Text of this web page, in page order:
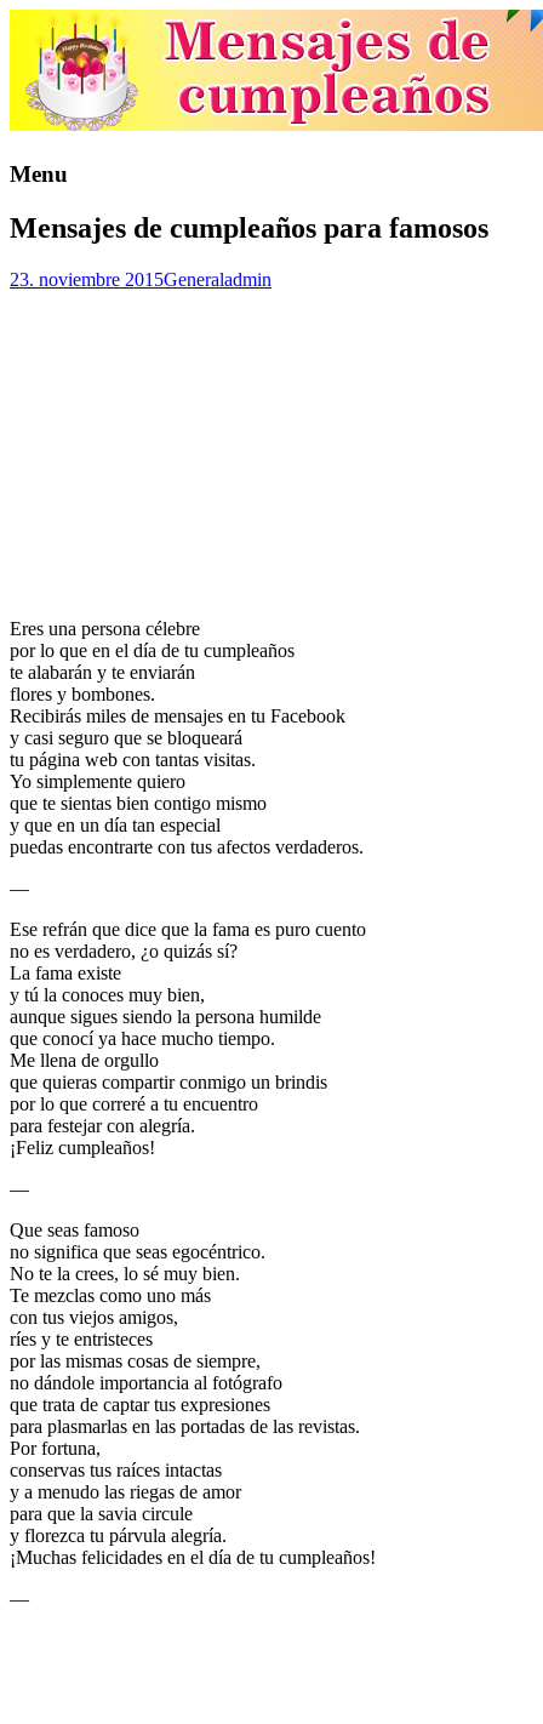
Menu
Mensajes de cumpleaños para famosos
23. noviembre 2015Generaladmin
Eres una persona célebre
por lo que en el día de tu cumpleaños
te alabarán y te enviarán
flores y bombones.
Recibirás miles de mensajes en tu Facebook
y casi seguro que se bloqueará
tu página web con tantas visitas.
Yo simplemente quiero
que te sientas bien contigo mismo
y que en un día tan especial
puedas encontrarte con tus afectos verdaderos.
—
Ese refrán que dice que la fama es puro cuento
no es verdadero, ¿o quizás sí?
La fama existe
y tú la conoces muy bien,
aunque sigues siendo la persona humilde
que conocí ya hace mucho tiempo.
Me llena de orgullo
que quieras compartir conmigo un brindis
por lo que correré a tu encuentro
para festejar con alegría.
¡Feliz cumpleaños!
—
Que seas famoso
no significa que seas egocéntrico.
No te la crees, lo sé muy bien.
Te mezclas como uno más
con tus viejos amigos,
ríes y te entristeces
por las mismas cosas de siempre,
no dándole importancia al fotógrafo
que trata de captar tus expresiones
para plasmarlas en las portadas de las revistas.
Por fortuna,
conservas tus raíces intactas
y a menudo las riegas de amor
para que la savia circule
y florezca tu párvula alegría.
¡Muchas felicidades en el día de tu cumpleaños!
—